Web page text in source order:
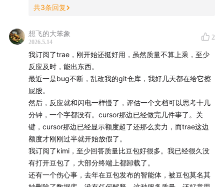
拒绝空泛浮夸。与专业且有趣的人携手缔造清流，分享经
津津乐道| 科技乱炖
厂长来了 |编码人声|沸腾客厅|拼娃时代
收听平台
苹果播客 | 小宇宙App | Spotify | 喜马拉雅 | 网易云音乐
| QQ音乐 | 微信听书 | 荔枝FM | 央广云听 | 听听FM |
Sure竖耳App | Bilibili | YouTube
联系我们
津津乐道播客官网| 公众号：津津乐道播客 | 微信：
共3条回复
想飞的大笨象
2026.5.14
2
我订阅了trae，刚开始还挺好用，虽然质量不算上乘，至少
反应及时，能出东西。
最近一是bug不断，乱改我的git仓库，我好几天都在给它擦
屁股。
然后，反应就和闪电一样慢了，评估一个文档可以思考十几
分钟，一个字都没有。cursor那边已经做完几件事了。关
键，cursor那边已经显示额度超了还那么卖力，而trae这边
额度才刚刚过半就开始放假了。
我订阅了kimi，至少回答质量比豆包好很多。我已经很久没
有打开豆包了，大部分终端上都卸载了。
还有一个伤心事，去年在豆包发布的智能体，被豆包莫名其